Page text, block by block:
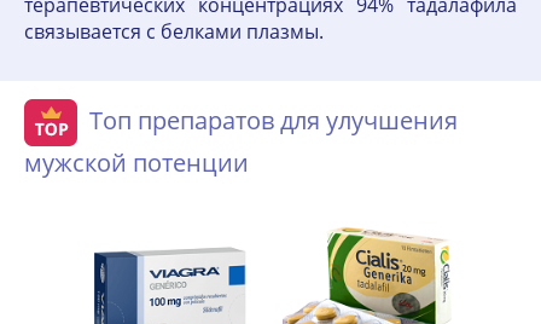
связывается с белками плазмы.
Топ препаратов для улучшения
мужской потенции